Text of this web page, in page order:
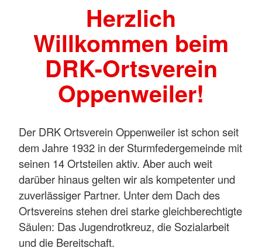
Herzlich
Willkommen beim
DRK-Ortsverein
Oppenweiler!
Der DRK Ortsverein Oppenweiler ist schon seit
dem Jahre 1932 in der Sturmfedergemeinde mit
seinen 14 Ortsteilen aktiv. Aber auch weit
darüber hinaus gelten wir als kompetenter und
zuverlässiger Partner. Unter dem Dach des
Ortsvereins stehen drei starke gleichberechtigte
Säulen: Das Jugendrotkreuz, die Sozialarbeit
und die Bereitschaft.